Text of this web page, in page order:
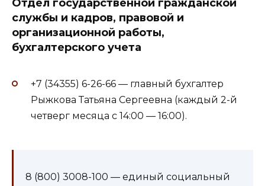
Отдел государственной гражданской
службы и кадров, правовой и
организационной работы,
бухгалтерского учета
+7 (34355) 6-26-66 — главный бухгалтер
Рыжкова Татьяна Сергеевна (каждый 2-й
четверг месяца с 14:00 — 16:00).
8 (800) 3008-100 — единый социальный